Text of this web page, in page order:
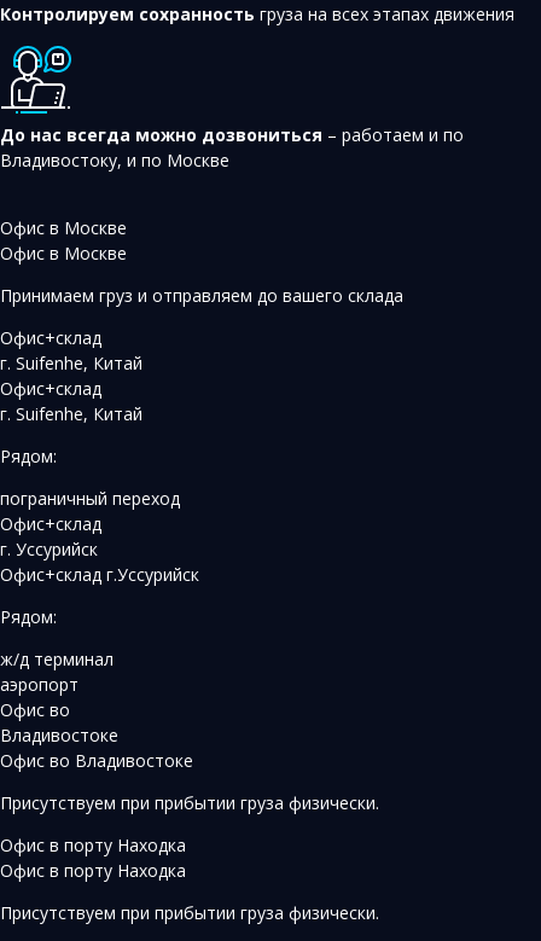
Контролируем сохранность груза на всех этапах движения
До нас всегда можно дозвониться – работаем и по
Владивостоку, и по Москве
Офис в Москве
Офис в Москве
Принимаем груз и отправляем до вашего склада
Офис+склад
г. Suifenhe, Китай
Офис+склад
г. Suifenhe, Китай
Рядом:
пограничный переход
Офис+склад
г. Уссурийск
Офис+склад г.Уссурийск
Рядом:
ж/д терминал
аэропорт
Офис во
Владивостоке
Офис во Владивостоке
Присутствуем при прибытии груза физически.
Офис в порту Находка
Офис в порту Находка
Присутствуем при прибытии груза физически.